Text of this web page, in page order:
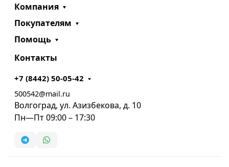
Компания
Покупателям
Помощь
Контакты
+7 (8442) 50-05-42
500542@mail.ru
Волгоград, ул. Азизбекова, д. 10
Пн—Пт 09:00 – 17:30